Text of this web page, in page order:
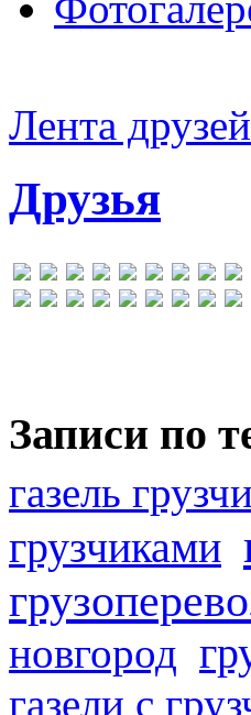
Лента друзей
Друзья
Записи по
газель
грузчиками
новгород
газели с